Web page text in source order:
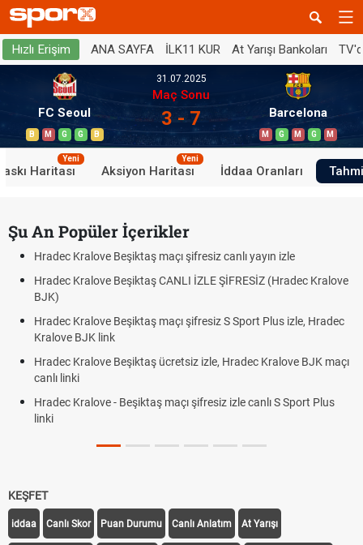
Hızlı Erişim ANA SAYFA İLK11 KUR At Yarışı Bankoları
FC Seoul
B M G G B
31.07.2025
Maç Sonu
3 - 7 Barcelona
M G M G M
Haritası
Yeni
Aksiyon Haritası
Yeni
İddaa Oranları
Şu An Popüler İçerikler
Hradec Kralove Beşiktaş maçı şifresiz canlı yayın izle
Hradec Kralove Beşiktaş CANLI İZLE ŞİFRESİZ (Hradec Kralove
BJK)
Hradec Kralove Beşiktaş maçı şifresiz S Sport Plus izle, Hradec
Kralove BJK link
Hradec Kralove Beşiktaş ücretsiz izle, Hradec Kralove BJK maçı
canlı linki
Hradec Kralove - Beşiktaş maçı şifresiz izle canlı S Sport Plus
linki
KEŞFET
iddaa Canlı Skor Puan Durumu Canlı Anlatım At Yarışı